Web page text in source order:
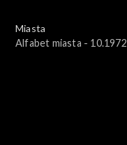
Miasta
Alfabet miasta - 10.1972